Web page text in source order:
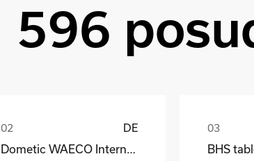
596
DE
BHS